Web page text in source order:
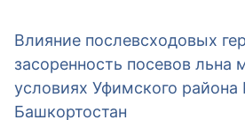
Влияние послевсходовых
засоренность посевов льна
условиях Уфимского района
Башкортостан